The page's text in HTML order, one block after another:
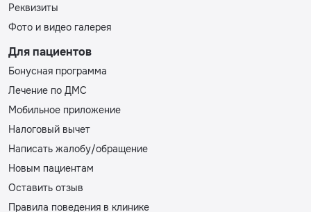
Реквизиты
Фото и видео галерея
Для пациентов
Бонусная программа
Лечение по ДМС
Мобильное приложение
Налоговый вычет
Написать жалобу/обращение
Новым пациентам
Оставить отзыв
Правила поведения в клинике